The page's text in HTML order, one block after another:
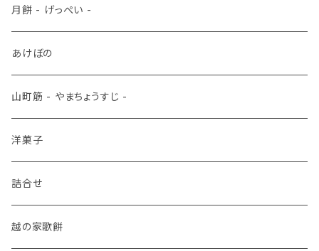
月餅 - げっぺい -
あけぼの
山町筋 - やまちょうすじ -
洋菓子
詰合せ
越の家歌餅